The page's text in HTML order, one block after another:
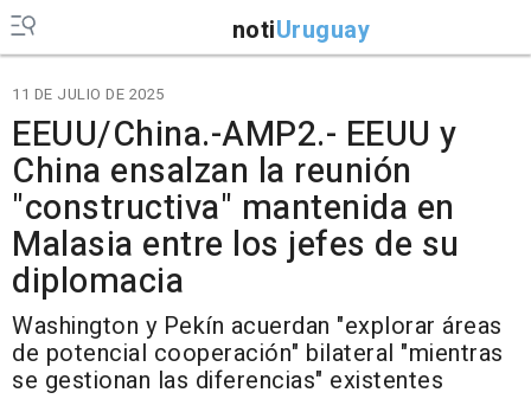
notiUruguay
11 DE JULIO DE 2025
EEUU/China.-AMP2.- EEUU y
China ensalzan la reunión
"constructiva" mantenida en
Malasia entre los jefes de su
diplomacia
Washington y Pekín acuerdan "explorar áreas
de potencial cooperación" bilateral "mientras
se gestionan las diferencias" existentes